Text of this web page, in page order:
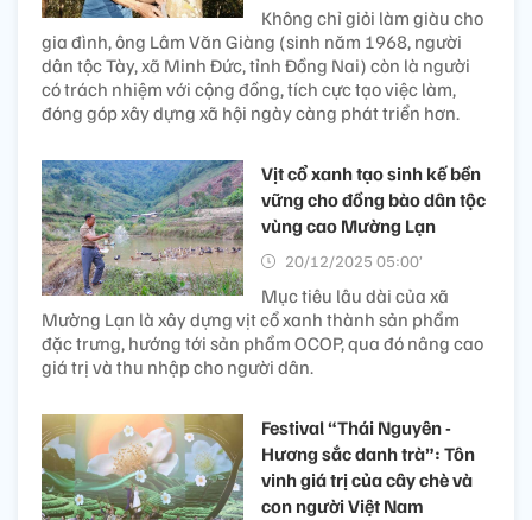
Không chỉ giỏi làm giàu cho
gia đình, ông Lâm Văn Giàng (sinh năm 1968, người
dân tộc Tày, xã Minh Đức, tỉnh Đồng Nai) còn là người
có trách nhiệm với cộng đồng, tích cực tạo việc làm,
đóng góp xây dựng xã hội ngày càng phát triển hơn.
Vịt cổ xanh tạo sinh kế bền
vững cho đồng bào dân tộc
vùng cao Mường Lạn
20/12/2025 05:00’
Mục tiêu lâu dài của xã
Mường Lạn là xây dựng vịt cổ xanh thành sản phẩm
đặc trưng, hướng tới sản phẩm OCOP, qua đó nâng cao
giá trị và thu nhập cho người dân.
Festival “Thái Nguyên -
Hương sắc danh trà”: Tôn
vinh giá trị của cây chè và
con người Việt Nam